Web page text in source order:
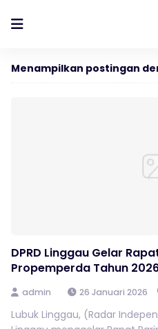
Menampilkan postingan
DPRD Linggau Gelar
Propemperda Tahun
admin 26 Januari 2026
Lubuk Linggau, (Radar